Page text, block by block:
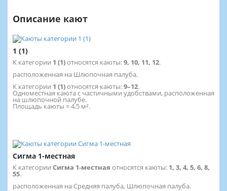
Описание кают
1 (1)
К категории 1 (1)относятся каюты:9, 10, 11, 12.
расположенная на Шлюпочная палуба.
К категории 1 (1)относятся каюты:9–12.
Одноместная каюта с частичными удобствами, расположенная
на шлюпочной палубе.
Площадь каюты ≈ 4,5 м².
Сигма 1-местная
К категории Сигма 1-местная относятся каюты: 1, 3, 4, 5, 6, 8,
55.
расположенная на Средняя палуба, Шлюпочная палуба.